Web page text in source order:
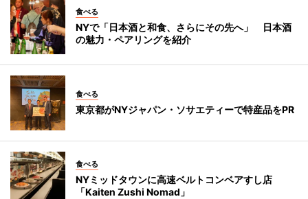
食べる
NYで「日本酒と和食、さらにその先へ」 日本酒
の魅力・ペアリングを紹介
食べる
東京都がNYジャパン・ソサエティーで特産品をPR
食べる
NYミッドタウンに高速ベルトコンベアすし店
「Kaiten Zushi Nomad」